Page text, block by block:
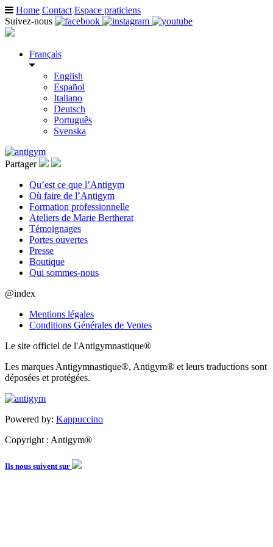
Home Contact Espace praticiens
Suivez-nous
Français
English
Español
Italiano
Deutsch
Português
Svenska
Partager
Qu’est ce que l’Antigym
Où faire de l’Antigym
Formation professionnelle
Ateliers de Marie Bertherat
Témoignages
Portes ouvertes
Presse
Boutique
Qui sommes-nous
@index
Mentions légales
Conditions Générales de Ventes
Le site officiel de l'Antigymnastique®
Les marques Antigymnastique®, Antigym® et leurs traductions sont
déposées et protégées.
Powered by: Kappuccino
Copyright : Antigym®
Ils nous suivent sur